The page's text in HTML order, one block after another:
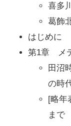
喜多
葛飾
はじめに
第1章 メ
田沼
の時
[略年
まで